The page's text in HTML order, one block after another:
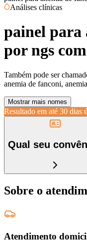
Análises clínicas
painel para
por ngs
Também pode ser
anemia de fanconi,
Mostrar mais nomes
Resultado em até 30 dias
Qual seu
Sobre o
Atendimento